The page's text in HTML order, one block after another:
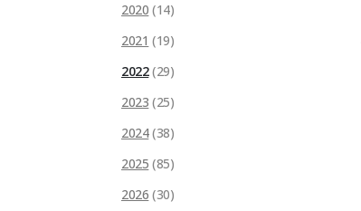
2020 (14)
2021 (19)
2022(29)
2023 (25)
2024(38)
2025 (85)
2026 (30)